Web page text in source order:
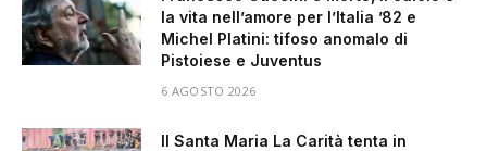
la vita nell’amore per l’Italia ’82 e
Michel Platini: tifoso anomalo di
Pistoiese e Juventus
6 AGOSTO 2026
Il Santa Maria La Carità tenta in